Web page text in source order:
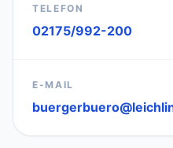
TELEFON
02175/992-200
E-MAIL